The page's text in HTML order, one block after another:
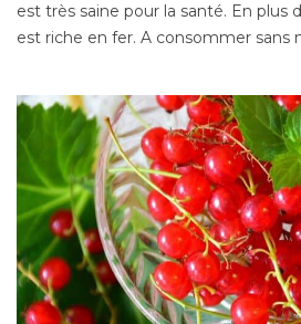
est très saine pour la santé. En plus
est riche en fer. A consommer sans